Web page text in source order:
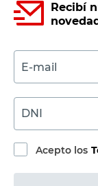
Recibí
E-mail
DNI
Acepto los